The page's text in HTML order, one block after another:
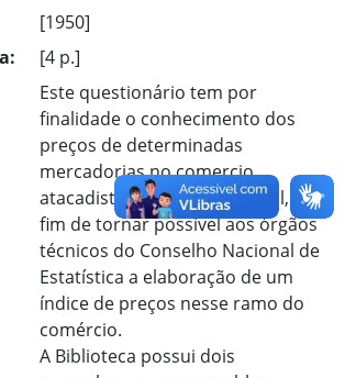
[1950]
[4 p.]
Este questionário tem por
finalidade o conhecimento dos
preços de determinadas
mercadorias no comercio
atacadista do Distrito Federal, a
fim de tornar possível aos órgãos
técnicos do Conselho Nacional de
Estatística a elaboração de um
índice de preços nesse ramo do
comércio.
A Biblioteca possui dois